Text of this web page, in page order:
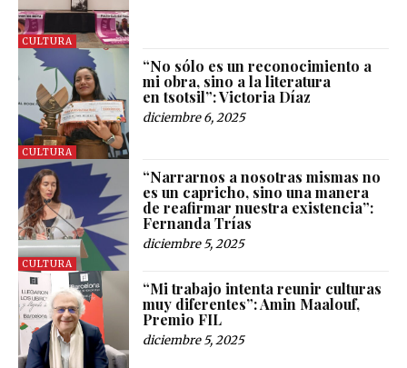
CULTURA
CULTURA
“No sólo es un reconocimiento a
mi obra, sino a la literatura
en tsotsil”: Victoria Díaz
diciembre 6, 2025
CULTURA
“Narrarnos a nosotras mismas no
es un capricho, sino una manera
de reafirmar nuestra existencia”:
Fernanda Trías
diciembre 5, 2025
“Mi trabajo intenta reunir culturas
muy diferentes”: Amin Maalouf,
Premio FIL
diciembre 5, 2025